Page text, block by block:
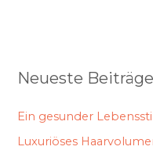
Neueste Beiträge
Ein gesunder
Luxuriöses